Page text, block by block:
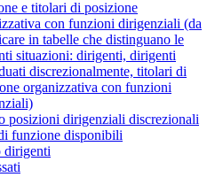
e titolari di posizione
con funzioni dirigenziali (da
in tabelle che distinguano le
situazioni: dirigenti, dirigenti
discrezionalmente, titolari di
organizzativa con funzioni
posizioni dirigenziali discrezionali
funzione disponibili
dirigenti